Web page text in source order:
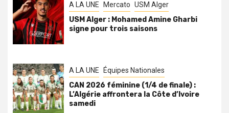
A LA UNE Mercato USM Alger
USM Alger : Mohamed Amine Gharbi
signe pour trois saisons
A LA UNE Équipes Nationales
CAN 2026 féminine (1/4 de finale) :
L’Algérie affrontera la Côte d’Ivoire
samedi